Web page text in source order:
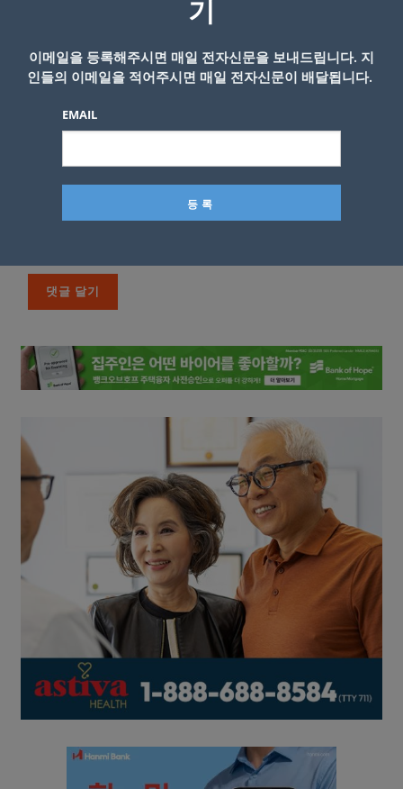
기
이메일을 등록해주시면 매일 전자신문을 보내드립니다. 지
인들의 이메일을 적어주시면 매일 전자신문이 배달됩니다.
EMAIL